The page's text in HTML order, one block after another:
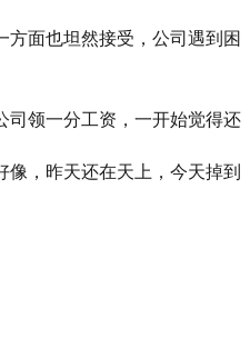
方面也坦然接受，公司遇到困
司领一分工资，一开始觉得还
，昨天还在天上，今天掉到